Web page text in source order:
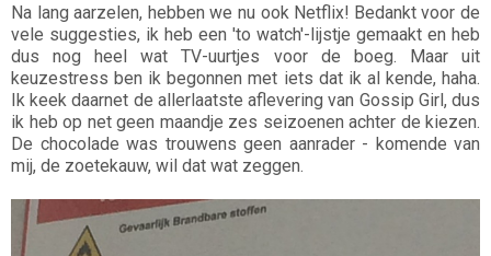
Na lang aarzelen, hebben we nu ook Netflix! Bedankt voor de
vele suggesties, ik heb een 'to watch'-lijstje gemaakt en heb
dus nog heel wat TV-uurtjes voor de boeg. Maar uit
keuzestress ben ik begonnen met iets dat ik al kende, haha.
Ik keek daarnet de allerlaatste aflevering van Gossip Girl, dus
ik heb op net geen maandje zes seizoenen achter de kiezen.
De chocolade was trouwens geen aanrader - komende van
mij, de zoetekauw, wil dat wat zeggen.